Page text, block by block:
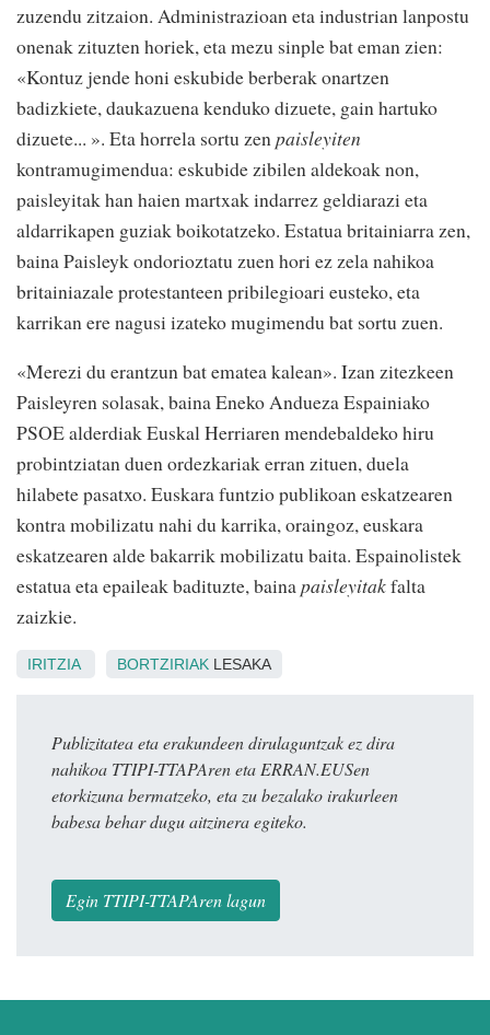
zuzendu zitzaion. Administrazioan eta industrian lanpostu
onenak zituzten horiek, eta mezu sinple bat eman zien:
«Kontuz jende honi eskubide berberak onartzen
badizkiete, daukazuena kenduko dizuete, gain hartuko
dizuete... ». Eta horrela sortu zen paisleyiten
kontramugimendua: eskubide zibilen aldekoak non,
paisleyitak han haien martxak indarrez geldiarazi eta
aldarrikapen guziak boikotatzeko. Estatua britainiarra zen,
baina Paisleyk ondorioztatu zuen hori ez zela nahikoa
britainiazale protestanteen pribilegioari eusteko, eta
karrikan ere nagusi izateko mugimendu bat sortu zuen.
«Merezi du erantzun bat ematea kalean». Izan zitezkeen
Paisleyren solasak, baina Eneko Andueza Espainiako
PSOE alderdiak Euskal Herriaren mendebaldeko hiru
probintziatan duen ordezkariak erran zituen, duela
hilabete pasatxo. Euskara funtzio publikoan eskatzearen
kontra mobilizatu nahi du karrika, oraingoz, euskara
eskatzearen alde bakarrik mobilizatu baita. Espainolistek
estatua eta epaileak badituzte, bainapaisleyitakfalta
zaizkie.
IRITZIA BORTZIRIAK LESAKA
Publizitatea eta erakundeen dirulaguntzak ez dira
nahikoa TTIPI-TTAPAren eta ERRAN.EUSen
etorkizuna bermatzeko, eta zu bezalako irakurleen
babesa behar dugu aitzinera egiteko.
Egin TTIPI-TTAPAren lagun